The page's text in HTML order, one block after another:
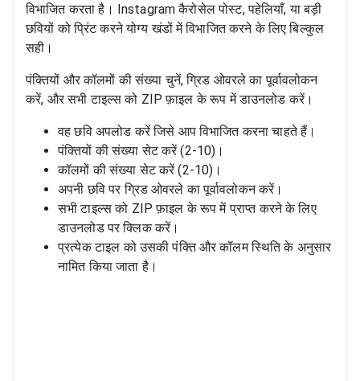
विभाजित करता है। Instagram कैरोसेल पोस्ट, पहेलियाँ, या बड़ी
छवियों को प्रिंट करने योग्य खंडों में विभाजित करने के लिए बिल्कुल
सही।
पंक्तियों और कॉलमों की संख्या चुनें, ग्रिड ओवरले का पूर्वावलोकन
करें, और सभी टाइल्स को ZIP फ़ाइल के रूप में डाउनलोड करें।
वह छवि अपलोड करें जिसे आप विभाजित करना चाहते हैं।
पंक्तियों की संख्या सेट करें (2-10)।
कॉलमों की संख्या सेट करें (2-10)।
अपनी छवि पर ग्रिड ओवरले का पूर्वावलोकन करें।
सभी टाइल्स को ZIP फ़ाइल के रूप में प्राप्त करने के लिए
डाउनलोड पर क्लिक करें।
प्रत्येक टाइल को उसकी पंक्ति और कॉलम स्थिति के अनुसार
नामित किया जाता है।